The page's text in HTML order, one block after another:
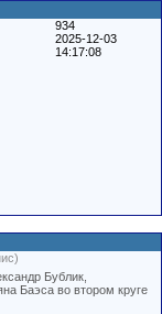
934
2025-12-03
14:17:08
Бублик,
Баэса во втором круге